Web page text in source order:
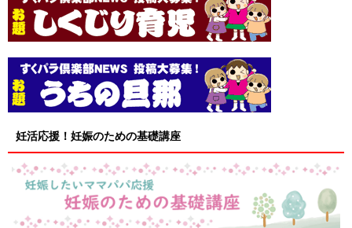
妊活応援！妊娠のための基礎講座